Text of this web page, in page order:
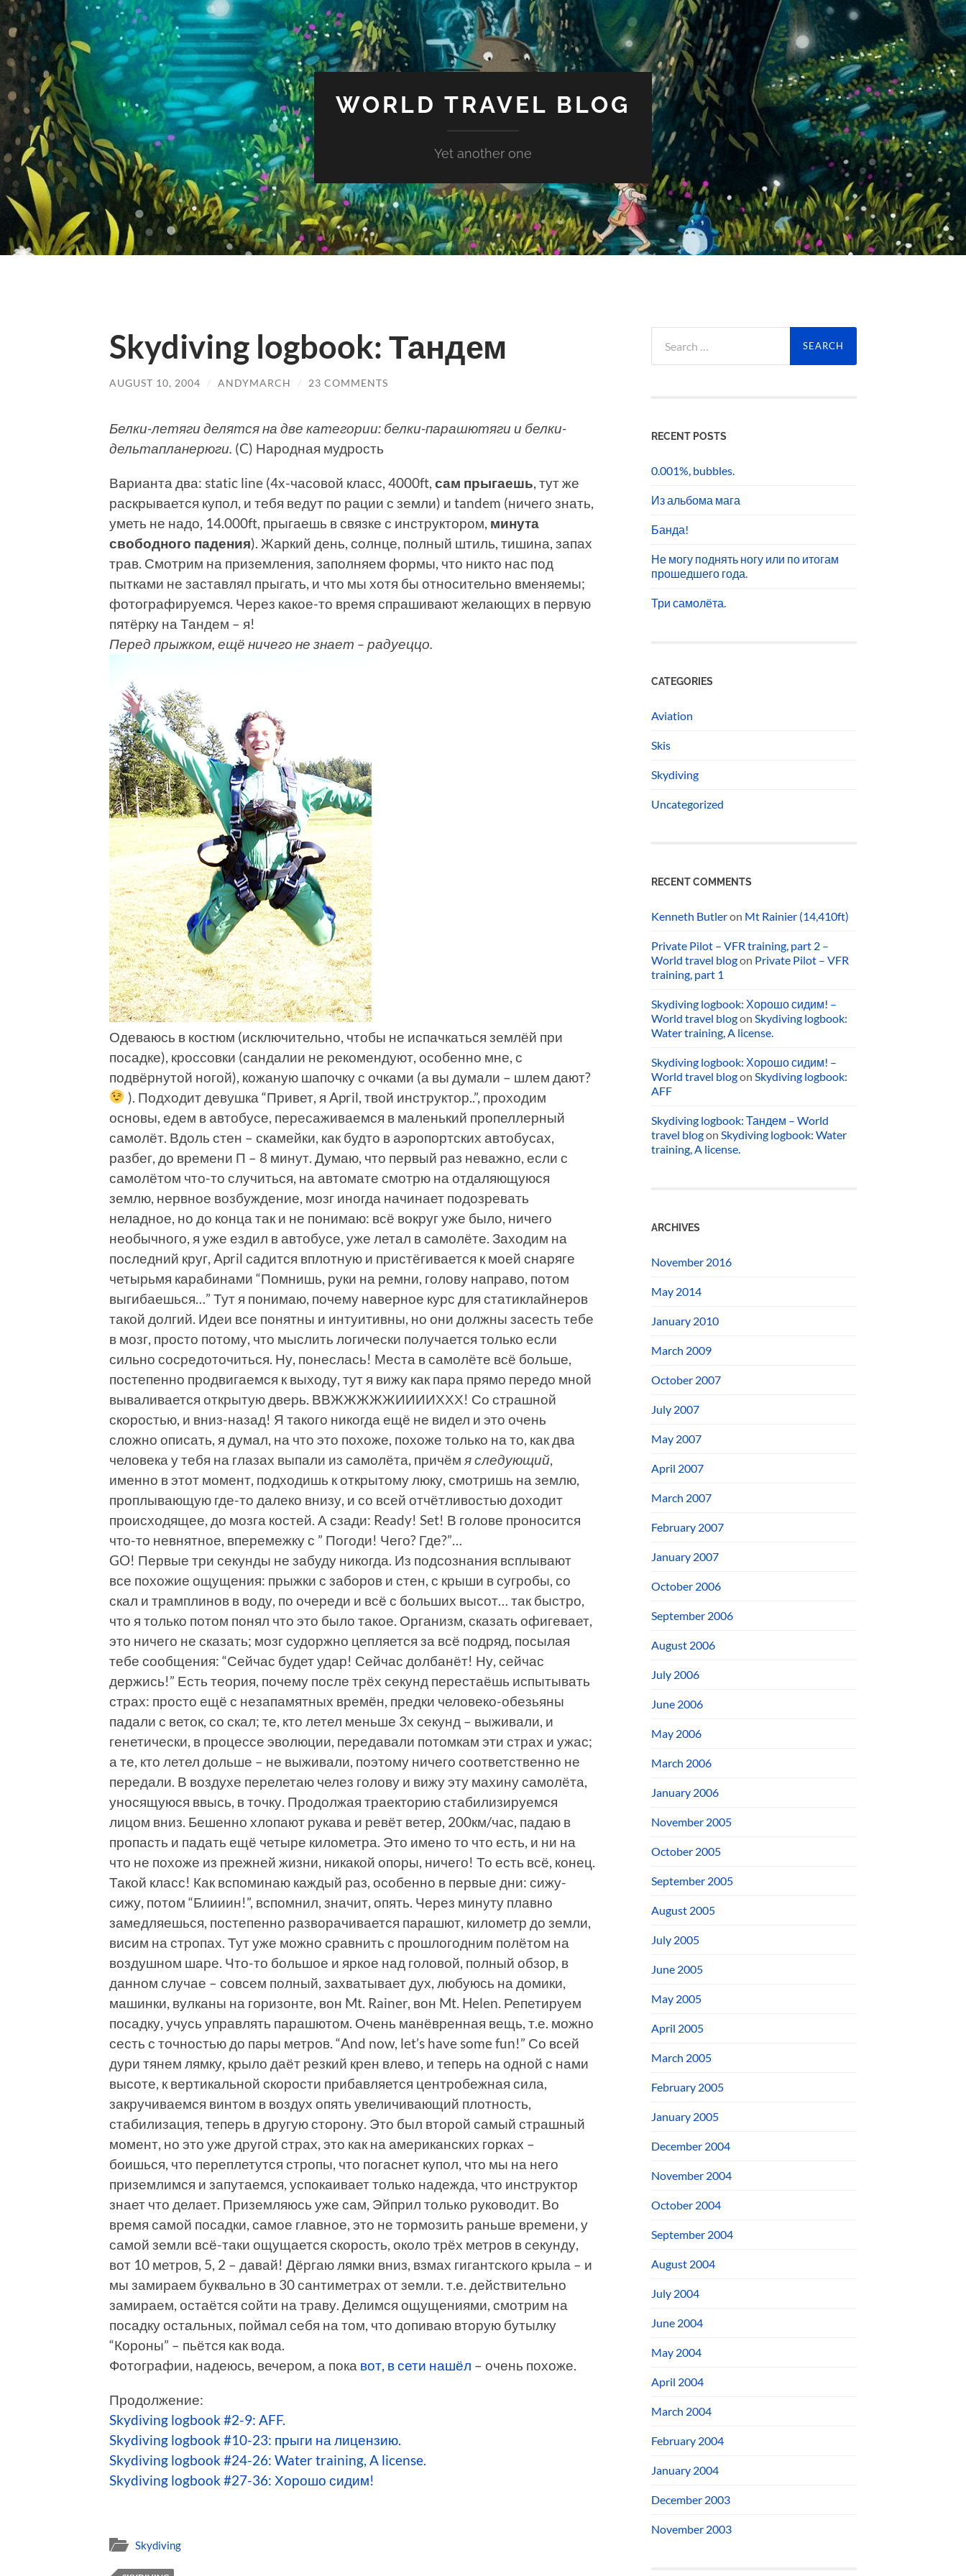
WORLD TRAVEL BLOG
Yet another one
Skydiving logbook: Тандем
AUGUST 10, 2004 / ANDYMARCH / 23 COMMENTS
Белки-летяги делятся на две категории: белки-парашютяги и белки-
дельтапланерюги. (C) Народная мудрость
Варианта два: static line (4х-часовой класс, 4000ft, сам прыгаешь , тут же
раскрывается купол, и тебя ведут по рации с земли) и tandem (ничего знать,
уметь не надо, 14.000ft, прыгаешь в связке с инструктором, минута
свободного падения). Жаркий день, солнце, полный штиль, тишина, запах
трав. Смотрим на приземления, заполняем формы, что никто нас под
пытками не заставлял прыгать, и что мы хотя бы относительно вменяемы;
фотографируемся. Через какое-то время спрашивают желающих в первую
пятёрку на Тандем – я!
Перед прыжком, ещё ничего не знает – радуеццо.
Одеваюсь в костюм (исключительно, чтобы не испачкаться землёй при
посадке), кроссовки (сандалии не рекомендуют, особенно мне, с
подвёрнутой ногой), кожаную шапочку с очками (а вы думали – шлем дают?
). Подходит девушка “Привет, я April, твой инструктор..”, проходим
основы, едем в автобусе, пересаживаемся в маленький пропеллерный
самолёт. Вдоль стен – скамейки, как будто в аэропортских автобусах,
разбег, до времени П – 8 минут. Думаю, что первый раз неважно, если с
самолётом что-то случиться, на автомате смотрю на отдаляющуюся
землю, нервное возбуждение, мозг иногда начинает подозревать
неладное, но до конца так и не понимаю: всё вокруг уже было, ничего
необычного, я уже ездил в автобусе, уже летал в самолёте. Заходим на
последний круг, April садится вплотную и пристёгивается к моей снаряге
четырьмя карабинами “Помнишь, руки на ремни, голову направо, потом
выгибаешься…” Тут я понимаю, почему наверное курс для статиклайнеров
такой долгий. Идеи все понятны и интуитивны, но они должны засесть тебе
в мозг, просто потому, что мыслить логически получается только если
сильно сосредоточиться. Ну, понеслась! Места в самолёте всё больше,
постепенно продвигаемся к выходу, тут я вижу как пара прямо передо мной
вываливается открытую дверь. ВВЖЖЖЖЖИИИИХХХ! Со страшной
скоростью, и вниз-назад! Я такого никогда ещё не видел и это очень
сложно описать, я думал, на что это похоже, похоже только на то, как два
человека у тебя на глазах выпали из самолёта, причём я следующий
именно в этот момент, подходишь к открытому люку, смотришь на землю,
проплывающую где-то далеко внизу, и со всей отчётливостью доходит
происходящее, до мозга костей. А сзади: Ready! Set! В голове проносится
что-то невнятное, вперемежку с ” Погоди! Чего? Где?”…
GO! Первые три секунды не забуду никогда. Из подсознания всплывают
все похожие ощущения: прыжки с заборов и стен, с крыши в сугробы, со
скал и трамплинов в воду, по очереди и всё с больших высот… так быстро,
что я только потом понял что это было такое. Организм, сказать офигевает,
это ничего не сказать; мозг судоржно цепляется за всё подряд, посылая
тебе сообщения: “Сейчас будет удар! Сейчас долбанёт! Ну, сейчас
держись!” Есть теория, почему после трёх секунд перестаёшь испытывать
страх: просто ещё с незапамятных времён, предки человеко-обезьяны
падали с веток, со скал; те, кто летел меньше 3х секунд – выживали, и
генетически, в процессе эволюции, передавали потомкам эти страх и ужас;
а те, кто летел дольше – не выживали, поэтому ничего соответственно не
передали. В воздухе перелетаю челез голову и вижу эту махину самолёта,
уносящуюся ввысь, в точку. Продолжая траекторию стабилизируемся
лицом вниз. Бешенно хлопают рукава и ревёт ветер, 200км/час, падаю в
пропасть и падать ещё четыре километра. Это имено то что есть, и ни на
что не похоже из прежней жизни, никакой опоры, ничего! То есть всё, конец.
Такой класс! Как вспоминаю каждый раз, особенно в первые дни: сижу-
сижу, потом “Блииин!”, вспомнил, значит, опять. Через минуту плавно
замедляешься, постепенно разворачивается парашют, километр до земли,
висим на стропах. Тут уже можно сравнить с прошлогодним полётом на
воздушном шаре. Что-то большое и яркое над головой, полный обзор, в
данном случае – совсем полный, захватывает дух, любуюсь на домики,
машинки, вулканы на горизонте, вон Mt. Rainer, вон Mt. Helen. Репетируем
посадку, учусь управлять парашютом. Очень манёвренная вещь, т.е. можно
сесть с точностью до пары метров. “And now, let’s have some fun!” Со всей
дури тянем лямку, крыло даёт резкий крен влево, и теперь на одной с нами
высоте, к вертикальной скорости прибавляется центробежная сила,
закручиваемся винтом в воздух опять увеличивающий плотность,
стабилизация, теперь в другую сторону. Это был второй самый страшный
момент, но это уже другой страх, это как на американских горках –
боишься, что переплетутся стропы, что погаснет купол, что мы на него
приземлимся и запутаемся, успокаивает только надежда, что инструктор
знает что делает. Приземляюсь уже сам, Эйприл только руководит. Во
время самой посадки, самое главное, это не тормозить раньше времени, у
самой земли всё-таки ощущается скорость, около трёх метров в секунду,
вот 10 метров, 5, 2 – давай! Дёргаю лямки вниз, взмах гигантского крыла – и
мы замираем буквально в 30 сантиметрах от земли. т.е. действительно
замираем, остаётся сойти на траву. Делимся ощущениями, смотрим на
посадку остальных, поймал себя на том, что допиваю вторую бутылку
“Короны” – пьётся как вода.
Фотографии, надеюсь, вечером, а пока вот, в сети нашёл – очень похоже.
Продолжение:
Skydiving logbook #2-9: AFF.
Skydiving logbook #10-23: прыги на лицензию.
Skydiving logbook #24-26: Water training, A license.
Skydiving logbook #27-36: Хорошо сидим!
Skydiving
for:
RECENT POSTS
0.001%, bubbles.
Из альбома мага
Банда!
Не могу поднять ногу или по итогам
прошедшего года.
Три самолёта.
CATEGORIES
Aviation
Skis
Skydiving
Uncategorized
RECENT COMMENTS
Kenneth Butleron Mt Rainier (14,410ft)
Private Pilot – VFR training, part 2 –
World travel blogon Private Pilot – VFR
training, part 1
Skydiving logbook: Хорошо сидим! –
World travel blogon Skydiving logbook:
Water training, A license.
Skydiving logbook: Хорошо сидим! –
World travel blogon Skydiving logbook:
AFF
Skydiving logbook: Тандем – World
travel blogon Skydiving logbook: Water
training, A license.
ARCHIVES
November 2016
May 2014
January 2010
March 2009
October 2007
July 2007
May 2007
April 2007
March 2007
February 2007
January 2007
October 2006
September 2006
August 2006
July 2006
June 2006
May 2006
March 2006
January 2006
November 2005
October 2005
September 2005
August 2005
July 2005
June 2005
May 2005
April 2005
March 2005
February 2005
January 2005
December 2004
November 2004
October 2004
September 2004
August 2004
July 2004
June 2004
May 2004
April 2004
March 2004
February 2004
January 2004
December 2003
November 2003